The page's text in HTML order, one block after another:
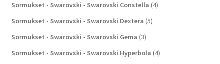
Sormukset - Swarovski - Swarovski Constella (4)
Sormukset - Swarovski - Swarovski Dextera (5)
Sormukset - Swarovski - Swarovski Gema (3)
Sormukset - Swarovski - Swarovski Hyperbola (4)